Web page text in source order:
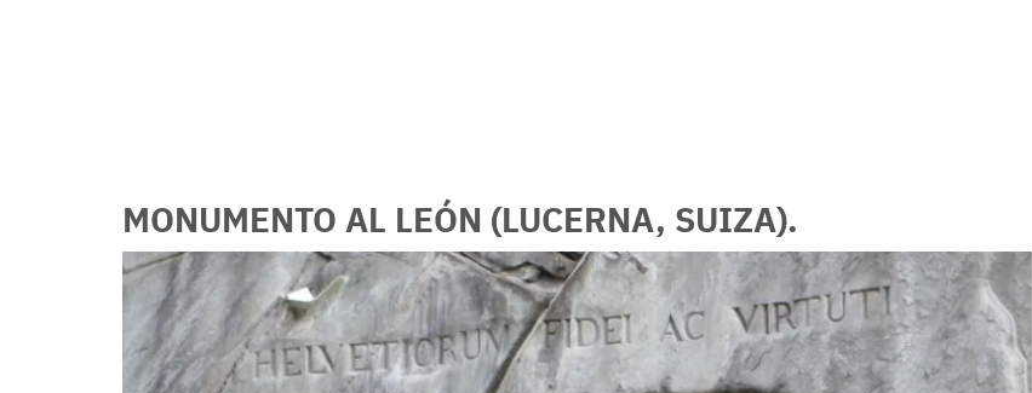
MONUMENTO AL LEÓN (LUCERNA, SUIZA).